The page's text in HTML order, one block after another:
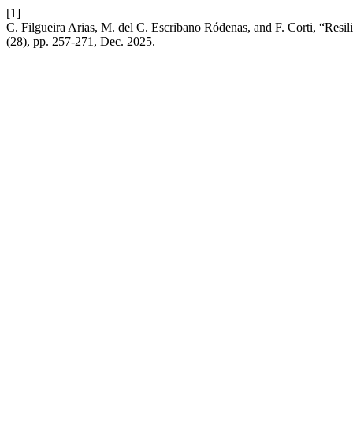
[1]
C. Filgueira Arias, M. del C. Escribano Ródenas, and F. Corti,
(28), pp. 257-271, Dec. 2025.